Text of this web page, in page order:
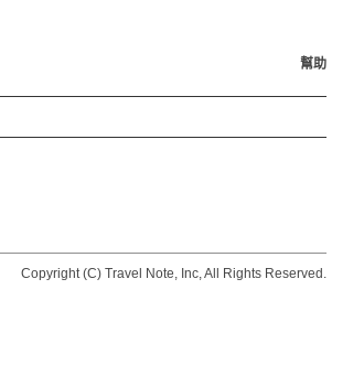
幫助
Copyright (C) Travel Note, Inc, All Rights Reserved.